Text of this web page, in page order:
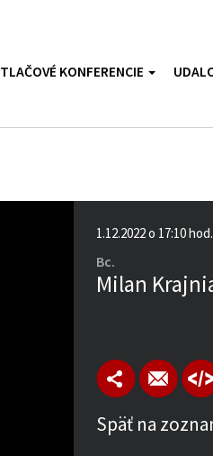
TLAČOVÉ KONFERENCIE
1.12.2022 o 17:10 hod.
Bc.
Milan
Späť na